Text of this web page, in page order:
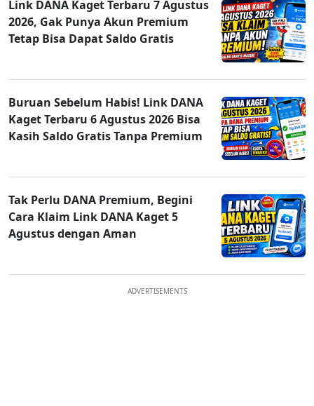
Link DANA Kaget Terbaru 7 Agustus
2026, Gak Punya Akun Premium
Tetap Bisa Dapat Saldo Gratis
Buruan Sebelum Habis! Link DANA
Kaget Terbaru 6 Agustus 2026 Bisa
Kasih Saldo Gratis Tanpa Premium
Tak Perlu DANA Premium, Begini
Cara Klaim Link DANA Kaget 5
Agustus dengan Aman
ADVERTISEMENTS